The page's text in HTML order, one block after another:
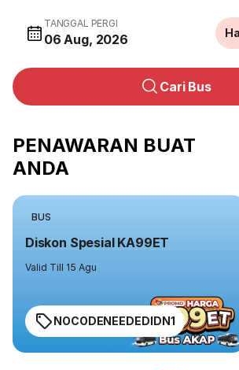
TANGGAL PERGI
06 Aug, 2026
Cari Bus
PENAWARAN BUAT
ANDA
BUS
Diskon Spesial KA99ET
Valid Till 15 Agu
NOCODENEEDEDIDN1